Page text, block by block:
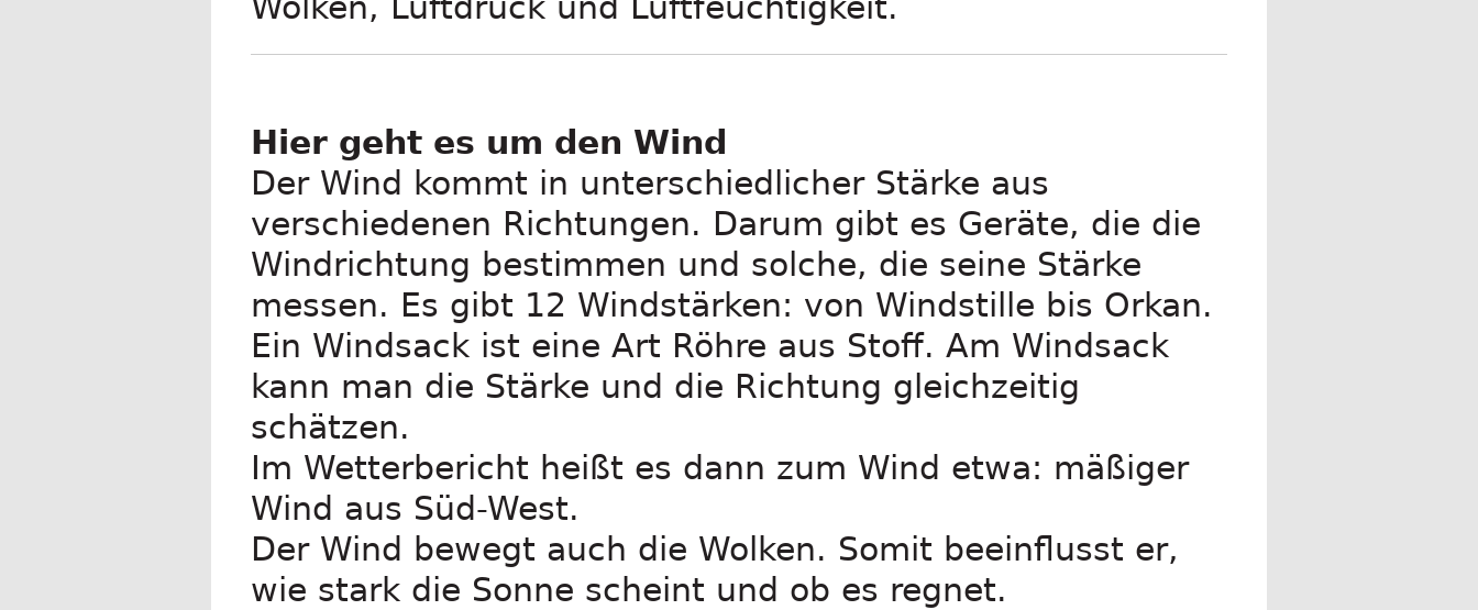
Hier geht es um den Wind
Der Wind kommt in unterschiedlicher Stärke aus
verschiedenen Richtungen. Darum gibt es Geräte, die die
Windrichtung bestimmen und solche, die seine Stärke
messen. Es gibt 12 Windstärken: von Windstille bis Orkan.
Ein Windsack ist eine Art Röhre aus Stoff. Am Windsack
kann man die Stärke und die Richtung gleichzeitig
schätzen.
Im Wetterbericht heißt es dann zum Wind etwa: mäßiger
Wind aus Süd-West.
Der Wind bewegt auch die Wolken. Somit beeinflusst er,
wie stark die Sonne scheint und ob es regnet.